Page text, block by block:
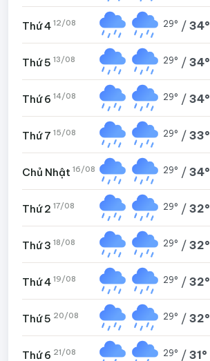
Thứ 4 12/08 29° / 34°
Thứ 5 13/08 29° / 34°
Thứ 6 14/08 29° / 34°
Thứ 7 15/08 29° / 33°
Chủ Nhật 16/08 29° / 34°
Thứ 2 17/08 29° / 32°
Thứ 3 18/08 29° / 32°
Thứ 4 19/08 29° / 32°
Thứ 5 20/08 29° / 32°
Thứ 6 21/08 29° / 31°